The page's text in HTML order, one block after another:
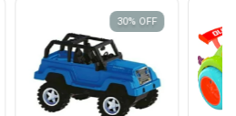
30% OFF